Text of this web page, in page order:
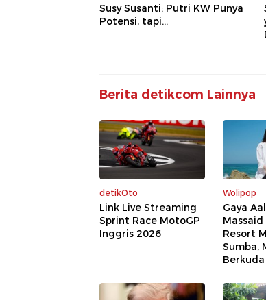
Susy Susanti: Putri KW Punya
Potensi, tapi...
Berita detikcom Lainnya
detikOto
Link Live Streaming
Sprint Race MotoGP
Inggris 2026
Wolipop
Gaya
Resort
Sumba,